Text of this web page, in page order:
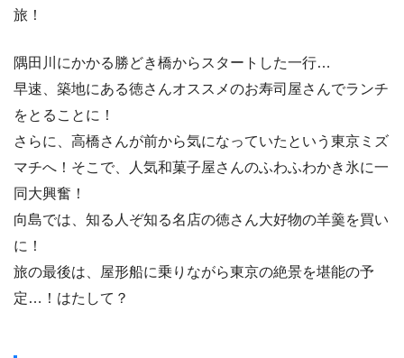
旅！
隅田川にかかる勝どき橋からスタートした一行…
早速、築地にある徳さんオススメのお寿司屋さんでランチ
をとることに！
さらに、高橋さんが前から気になっていたという東京ミズ
マチへ！そこで、人気和菓子屋さんのふわふわかき氷に一
同大興奮！
向島では、知る人ぞ知る名店の徳さん大好物の羊羹を買い
に！
旅の最後は、屋形船に乗りながら東京の絶景を堪能の予
定…！はたして？